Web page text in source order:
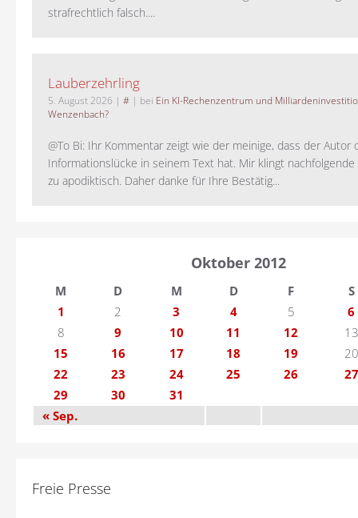
strafrechtlich falsch....
Lauberzehrling
5. August 2026 | # | bei Ein KI-Rechenzentrum und
Wenzenbach?
@To Bi: Ihr Kommentar zeigt wie der meinige, dass der Autor
Informationslücke in seinem Text hat. Mir klingt
zu apodiktisch. Daher danke für Ihre Bestätig...
Oktober 2012
M D M D F
S
1
2 3 4 5
6
8
9 10 11 12
13
15
16 17 18 19
20
22
23 24 25 26
27
29
30
31
« Sep.
Freie Presse